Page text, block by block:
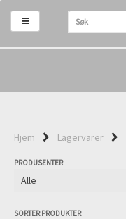
Hjem Lagervarer
PRODUSENTER
SORTER PRODUKTER